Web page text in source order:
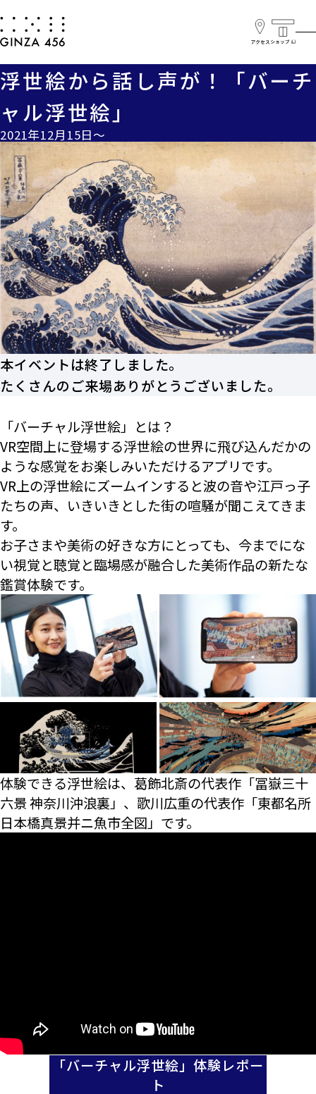
GINZA 456とは
ニュース
イベント情報
浮世絵から話し声が！「バーチ
ャル浮世絵」
2021年12月15日～
本イベントは終了しました。
たくさんのご来場ありがとうございました。
「バーチャル浮世絵」とは？
VR空間上に登場する浮世絵の世界に飛び込んだかの
ような感覚をお楽しみいただけるアプリです。
VR上の浮世絵にズームインすると波の音や江戸っ子
たちの声、いきいきとした街の喧騒が聞こえてきま
す。
お子さまや美術の好きな方にとっても、今までにな
い視覚と聴覚と臨場感が融合した美術作品の新たな
鑑賞体験です。
体験できる浮世絵は、葛飾北斎の代表作「冨嶽三十
六景 神奈川沖浪裏」、歌川広重の代表作「東都名所
日本橋真景并ニ魚市全図」です。
「バーチャル浮世絵」体験レポー
ト